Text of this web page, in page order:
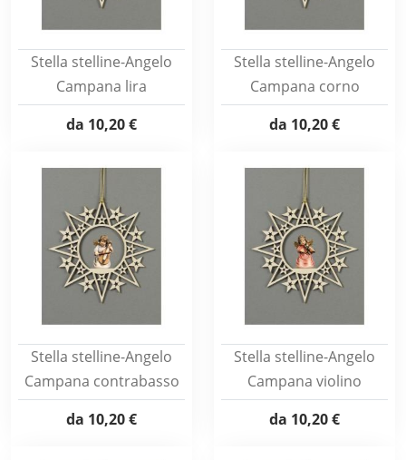
Stella stelline-Angelo
Campana lira
da 10,20 €
Stella stelline-Angelo
Campana corno
da 10,20 €
Stella stelline-Angelo
Campana contrabasso
da 10,20 €
Stella stelline-Angelo
Campana violino
da 10,20 €